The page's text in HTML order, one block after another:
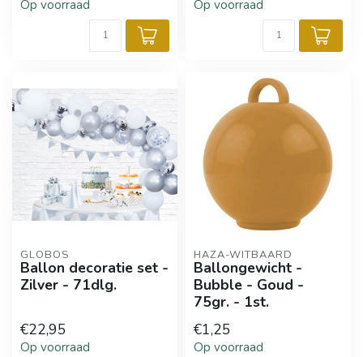
Op voorraad Op voorraad
GLOBOS
Ballon decoratie set -
Zilver - 71dlg.
€22,95
Op voorraad
HAZA-WITBAARD
Ballongewicht -
Bubble - Goud -
75gr. - 1st.
€1,25
Op voorraad